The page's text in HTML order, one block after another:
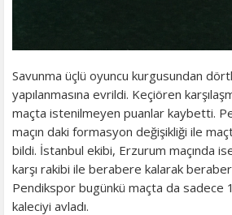
Savunma üçlü oyuncu kurgusundan
yapılanmasına evrildi. Keçiören
maçta istenilmeyen puanlar kaybetti.
maçın daki formasyon değişikliği ile
bildi. İstanbul ekibi, Erzurum maçında
karşı rakibi ile berabere kalarak
Pendikspor bugünkü maçta da sadece
kaleciyi avladı.